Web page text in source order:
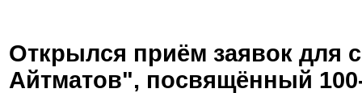
Открылся приём заявок для
Айтматов", посвящённый